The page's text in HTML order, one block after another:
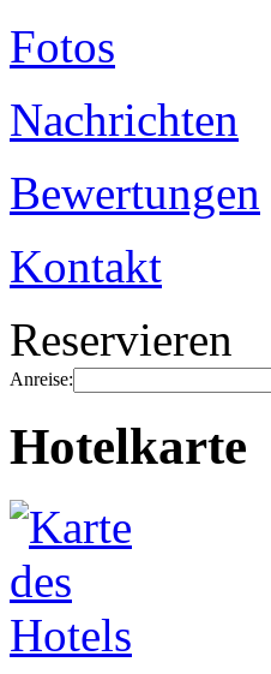
Fotos
Nachrichten
Bewertungen
Kontakt
Reservieren
Anreise:
Hotelkarte